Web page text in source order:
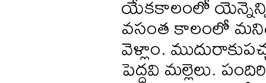
వసంత కాలంలో
వెళ్లాం.
పెద్దవి మల్లెలు.